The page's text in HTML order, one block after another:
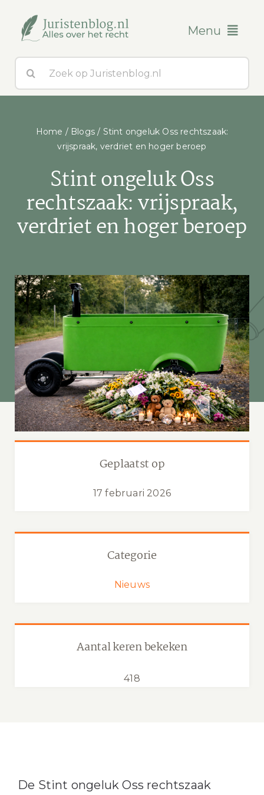
inhoud
Menu
Blogs
Contact
naar:
Home / Blogs / Stint ongeluk Oss rechtszaak:
vrijspraak, verdriet en hoger beroep
Stint ongeluk Oss
rechtszaak: vrijspraak,
verdriet en hoger beroep
Categorie
Nieuws
Geplaatst op
17 februari 2026
Aantal keren bekeken
418
De Stint ongeluk Oss rechtszaak